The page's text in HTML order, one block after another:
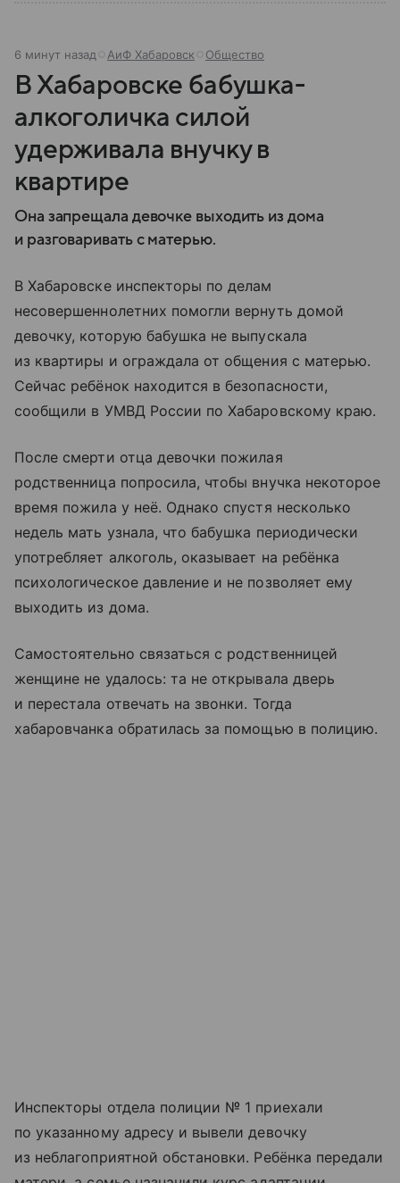
6 минут назад АиФ Хабаровск Общество
В Хабаровске бабушка-
алкоголичка силой
удерживала внучку в
квартире
Она запрещала девочке выходить из дома
и разговаривать с матерью.
В Хабаровске инспекторы по делам
несовершеннолетних помогли вернуть домой
девочку, которую бабушка не выпускала
из квартиры и ограждала от общения с матерью.
Сейчас ребёнок находится в безопасности,
сообщили в УМВД России по Хабаровскому краю.
После смерти отца девочки пожилая
родственница попросила, чтобы внучка некоторое
время пожила у неё. Однако спустя несколько
недель мать узнала, что бабушка периодически
употребляет алкоголь, оказывает на ребёнка
психологическое давление и не позволяет ему
выходить из дома.
Самостоятельно связаться с родственницей
женщине не удалось: та не открывала дверь
и перестала отвечать на звонки. Тогда
хабаровчанка обратилась за помощью в полицию.
Инспекторы отдела полиции № 1 приехали
по указанному адресу и вывели девочку
из неблагоприятной обстановки. Ребёнка передали